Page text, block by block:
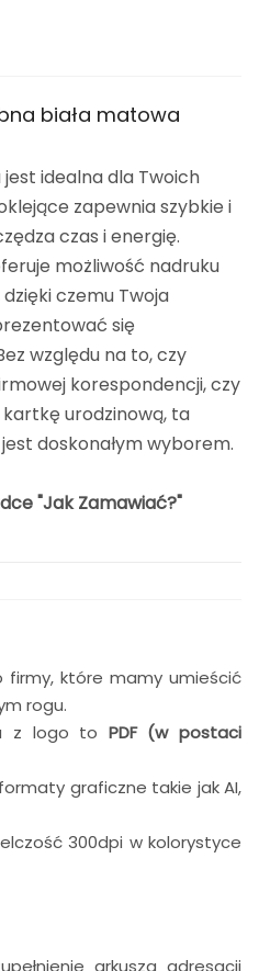
biała matowa
idealna dla Twoich
zapewnia szybkie i
czas i energię.
możliwość nadruku
czemu Twoja
się
względu na to, czy
korespondencji, czy
urodzinową, ta
doskonałym wyborem.
"Jak Zamawiać?"
firmy, które mamy umieścić
rogu.
z logo to PDF (w postaci
graficzne takie jak AI,
300dpi w kolorystyce
arkusza adresacji